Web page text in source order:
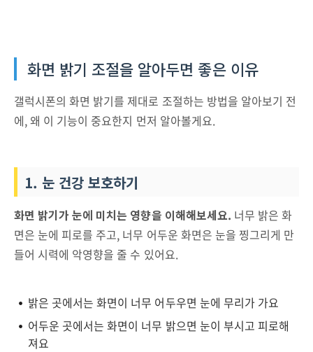
화면 밝기 조절을 알아두면 좋은 이유
갤럭시폰의 화면 밝기를 제대로 조절하는 방법을 알아보기 전
에, 왜 이 기능이 중요한지 먼저 알아볼게요.
1. 눈 건강 보호하기
화면 밝기가 눈에 미치는 영향을 이해해보세요. 너무 밝은 화
면은 눈에 피로를 주고, 너무 어두운 화면은 눈을 찡그리게 만
들어 시력에 악영향을 줄 수 있어요.
밝은 곳에서는 화면이 너무 어두우면 눈에 무리가 가요
어두운 곳에서는 화면이 너무 밝으면 눈이 부시고 피로해
져요